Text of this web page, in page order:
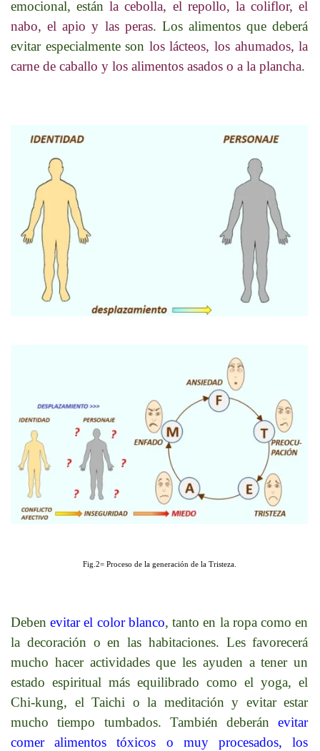
emocional, estánla cebolla, el repollo, la coliflor, el
nabo, el apio y las peras. Los alimentos que deberá
evitar especialmente son los lácteos, los ahumados, la
carne de caballo y los alimentos asados o a la plancha.
Fig.2= Proceso de la generación de la Tristeza.
Debenevitar el color blanco, tanto en la ropa como en
la decoración o en las habitaciones. Les favorecerá
mucho hacer actividades que les ayuden a tener un
estado espiritual más equilibrado como el yoga, el
Chi-kung, el Taichi o la meditación y evitar estar
mucho tiempo tumbados. También deberánevitar
comer alimentos tóxicos o muy procesados, los